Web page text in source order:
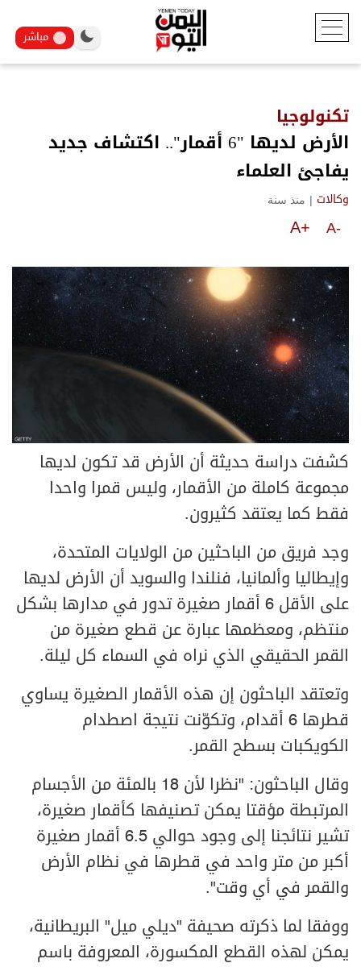
مباشر
تكنولوجيا
الأرض لديها "6 أقمار".. اكتشاف جديد
يفاجئ العلماء
وكالات | منذ سنة
A-
A+
كشفت دراسة حديثة أن الأرض قد تكون لديها
مجموعة كاملة من الأقمار، وليس قمرا واحدا
فقط كما يعتقد كثيرون.
وجد فريق من الباحثين من الولايات المتحدة،
وإيطاليا وألمانيا، فنلندا والسويد أن الأرض لديها
على الأقل 6 أقمار صغيرة تدور في مدارها بشكل
منتظم، ومعظمها عبارة عن قطع صغيرة من
القمر الحقيقي الذي نراه في السماء كل ليلة.
وتعتقد الباحثون إن هذه الأقمار الصغيرة يساوي
قطرها 6 أقدام، وتكوّنت نتيجة اصطدام
الكويكبات بسطح القمر.
وقال الباحثون: "نظرا لأن 18 بالمئة من الأجسام
المرتبطة مؤقتا يمكن تصنيفها كأقمار صغيرة،
تشير نتائجنا إلى وجود حوالي 6.5 أقمار صغيرة
أكبر من متر واحد في قطرها في نظام الأرض
والقمر في أي وقت".
ووفقا لما ذكرته صحيفة "ديلي ميل" البريطانية،
يمكن لهذه القطع المكسورة، المعروفة باسم